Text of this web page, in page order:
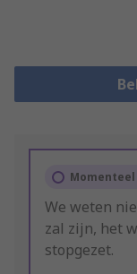
We weten
zal zijn, het
stopgezet.